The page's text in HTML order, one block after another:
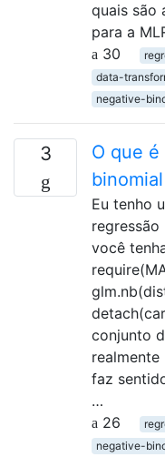
quais são
para a
30
data-
negative-
3
O que
Eu tenho
regressão
você
conjunto
faz
…
26
negative-